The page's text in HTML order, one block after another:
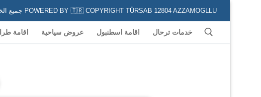
POWERED BY 🇹🇷 COPYRIGHT TÜRSAB 12804 AZZAMOGLLU جميع الخدمات السياحية في كافة المناطق و المدن التركية لكل من يعشق السياحة في تركيا
خدمات ترحال اقامة اسطنبول عروض سياحية اقامة